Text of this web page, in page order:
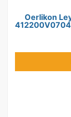
Oerlikon